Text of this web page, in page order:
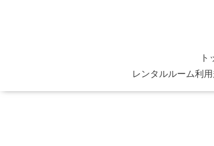
ト
レンタルルーム利